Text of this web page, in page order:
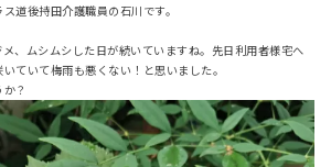
リクルート
お問い合わせ
体験希望
道後持田介護職員の石川です。
、ムシムシした日が続いていますね。先日利用者様宅へ
ていて梅雨も悪くない！と思いました。
？